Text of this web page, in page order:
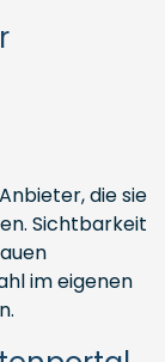
die sie
Sichtbarkeit
im eigenen